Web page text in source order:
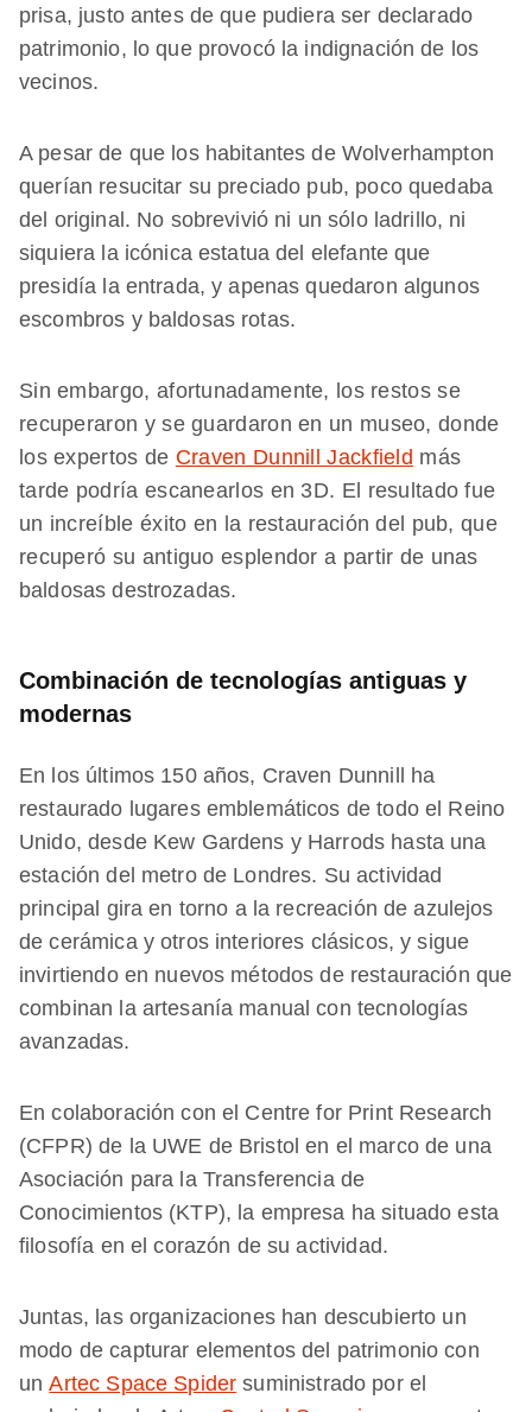
prisa, justo antes de que pudiera ser declarado
patrimonio, lo que provocó la indignación de los
vecinos.
A pesar de que los habitantes de Wolverhampton
querían resucitar su preciado pub, poco quedaba
del original. No sobrevivió ni un sólo ladrillo, ni
siquiera la icónica estatua del elefante que
presidía la entrada, y apenas quedaron algunos
escombros y baldosas rotas.
Sin embargo, afortunadamente, los restos se
recuperaron y se guardaron en un museo, donde
los expertos de Craven Dunnill Jackfield más
tarde podría escanearlos en 3D. El resultado fue
un increíble éxito en la restauración del pub, que
recuperó su antiguo esplendor a partir de unas
baldosas destrozadas.
Combinación de tecnologías antiguas y
modernas
En los últimos 150 años, Craven Dunnill ha
restaurado lugares emblemáticos de todo el Reino
Unido, desde Kew Gardens y Harrods hasta una
estación del metro de Londres. Su actividad
principal gira en torno a la recreación de azulejos
de cerámica y otros interiores clásicos, y sigue
invirtiendo en nuevos métodos de restauración que
combinan la artesanía manual con tecnologías
avanzadas.
En colaboración con el Centre for Print Research
(CFPR) de la UWE de Bristol en el marco de una
Asociación para la Transferencia de
Conocimientos (KTP), la empresa ha situado esta
filosofía en el corazón de su actividad.
Juntas, las organizaciones han descubierto un
modo de capturar elementos del patrimonio con
unArtec Space Spider suministrado por el